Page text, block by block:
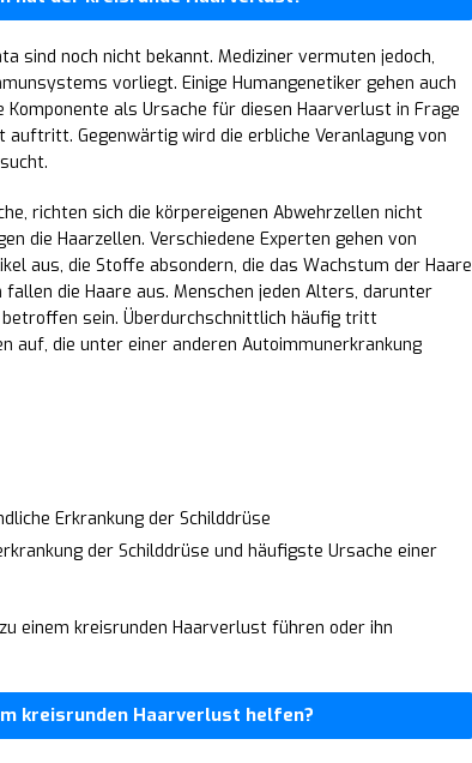
sind noch nicht bekannt. Mediziner vermuten jedoch,
vorliegt. Einige Humangenetiker gehen auch
als Ursache für diesen Haarverlust in Frage
auftritt. Gegenwärtig wird die erbliche Veranlagung von
richten sich die körpereigenen Abwehrzellen nicht
die Haarzellen. Verschiedene Experten gehen von
aus, die Stoffe absondern, die das Wachstum der Haare
die Haare aus. Menschen jeden Alters, darunter
betroffen sein. Überdurchschnittlich häufig tritt
auf, die unter einer anderen Autoimmunerkrankung
Erkrankung der Schilddrüse
der Schilddrüse und häufigste Ursache einer
einem kreisrunden Haarverlust führen oder ihn
kreisrunden Haarverlust helfen?